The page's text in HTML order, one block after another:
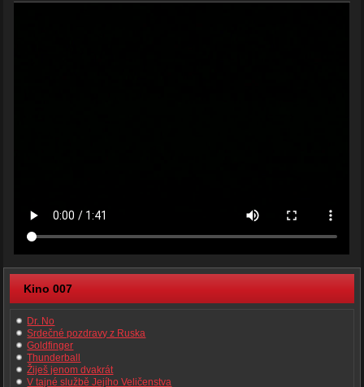
Kino 007
Dr. No
Srdečné pozdravy z Ruska
Goldfinger
Thunderball
Žiješ jenom dvakrát
V tajné službě Jejího Veličenstva